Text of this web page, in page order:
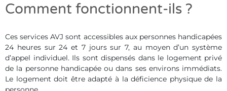
Comment fonctionnent-ils ?
Ces services AVJ sont accessibles aux personnes handicapées
24 heures sur 24 et 7 jours sur 7, au moyen d’un système
d’appel individuel. Ils sont dispensés dans le logement privé
de la personne handicapée ou dans ses environs immédiats.
Le logement doit être adapté à la déficience physique de la